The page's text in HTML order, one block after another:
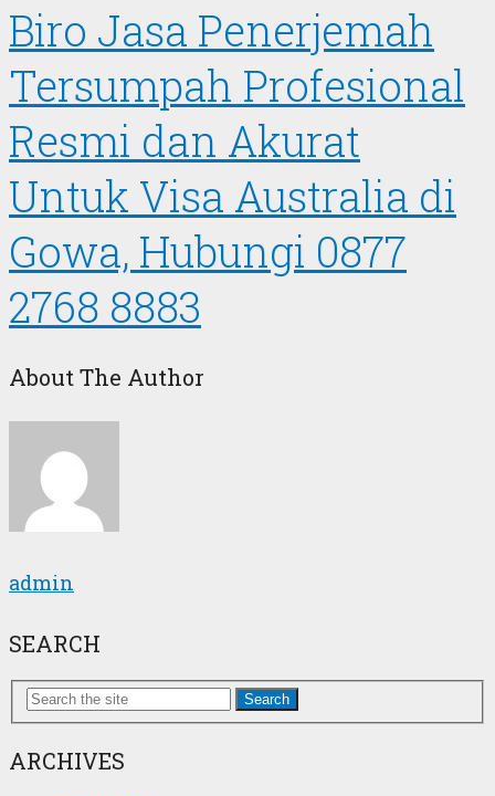
Biro Jasa Penerjemah
Tersumpah Profesional
Resmi dan Akurat
Untuk Visa Australia di
Gowa, Hubungi 0877
2768 8883
About The Author
admin
SEARCH
Search
ARCHIVES